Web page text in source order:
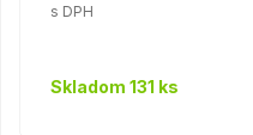
s DPH
Skladom 131 ks